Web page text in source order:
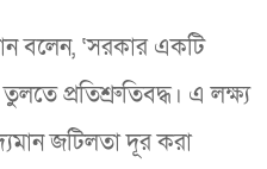
বলেন, ‘সরকার একটি
প্রতিশ্রুতিবদ্ধ। এ লক্ষ্য
জটিলতা দূর করা